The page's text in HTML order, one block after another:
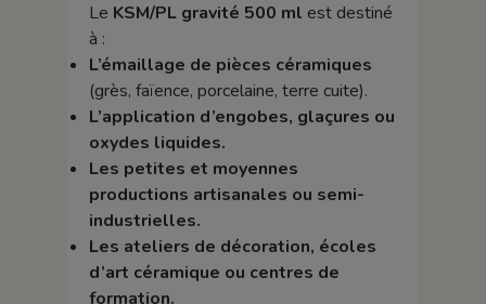
Le KSM/PL gravité 500 ml est destiné
à :
L’émaillage de pièces céramiques
(grès, faïence, porcelaine, terre cuite).
L’application d’engobes, glaçures ou
oxydes liquides.
Les petites et moyennes
productions artisanales ou semi-
industrielles.
Les ateliers de décoration, écoles
d’art céramique ou centres de
formation.